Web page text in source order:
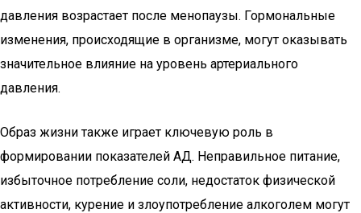
давления возрастает после менопаузы. Гормональные
изменения, происходящие в организме, могут оказывать
значительное влияние на уровень артериального
давления.
Образ жизни также играет ключевую роль в
формировании показателей АД. Неправильное питание,
избыточное потребление соли, недостаток физической
активности, курение и злоупотребление алкоголем могут